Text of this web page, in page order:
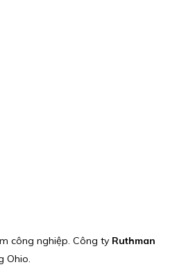
công nghiệp. Công ty Ruthman
Ohio.